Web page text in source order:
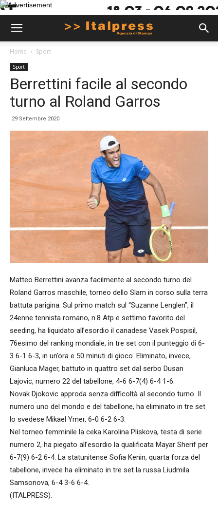
Home Sport
Sport
Berrettini facile al secondo
turno al Roland Garros
29 Settembre 2020
Matteo Berrettini avanza facilmente al secondo turno del
Roland Garros maschile, torneo dello Slam in corso sulla terra
battuta parigina. Sul primo match sul “Suzanne Lenglen”, il
24enne tennista romano, n.8 Atp e settimo favorito del
seeding, ha liquidato all’esordio il canadese Vasek Pospisil,
76esimo del ranking mondiale, in tre set con il punteggio di 6-
3 6-1 6-3, in un’ora e 50 minuti di gioco. Eliminato, invece,
Gianluca Mager, battuto in quattro set dal serbo Dusan
Lajovic, numero 22 del tabellone, 4-6 6-7(4) 6-4 1-6.
Novak Djokovic approda senza difficoltà al secondo turno. Il
numero uno del mondo e del tabellone, ha eliminato in tre set
lo svedese Mikael Ymer, 6-0 6-2 6-3.
Nel torneo femminile la ceka Karolina Pliskova, testa di serie
numero 2, ha piegato all’esordio la qualificata Mayar Sherif per
6-7(9) 6-2 6-4. La statunitense Sofia Kenin, quarta forza del
tabellone, invece ha eliminato in tre set la russa Liudmila
Samsonova, 6-4 3-6 6-4.
(ITALPRESS).